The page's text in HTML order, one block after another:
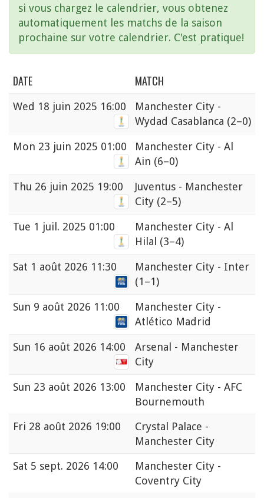
si vous chargez le calendrier, vous obtenez
automatiquement les matchs de la saison
prochaine sur votre calendrier. C'est pratique!
DATE MATCH
Wed 18 juin 2025 16:00
Manchester City -
Wydad Casablanca (2–0)
Mon 23 juin 2025 01:00
Manchester City - Al
Ain (6–0)
Thu 26 juin 2025 19:00
Juventus - Manchester
City (2–5)
Tue 1 juil. 2025 01:00
Manchester City - Al
Hilal (3–4)
Sat 1 août 2026 11:30
Manchester City - Inter
(1–1)
Sun 9 août 2026 11:00
Manchester City -
Atlético Madrid
Sun 16 août 2026 14:00
Arsenal - Manchester
City
Sun 23 août 2026 13:00
Manchester City - AFC
Bournemouth
Fri 28 août 2026 19:00
Crystal Palace -
Manchester City
Sat 5 sept. 2026 14:00
Manchester City -
Coventry City